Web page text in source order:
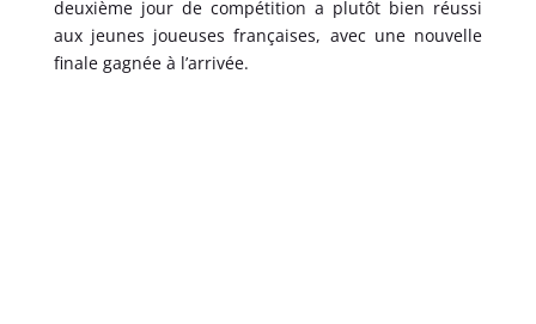
deuxième jour de compétition a plutôt bien réussi
aux jeunes joueuses françaises, avec une nouvelle
finale gagnée à l’arrivée.